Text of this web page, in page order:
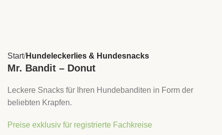
Start Hundeleckerlies & Hundesnacks
Mr. Bandit – Donut
Leckere Snacks für Ihren Hundebanditen in Form der
beliebten Krapfen.
Preise exklusiv für registrierte Fachkreise